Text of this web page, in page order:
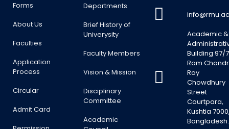
Forms
About Us
Faculties
Application
Process
Circular
Admit Card
Departments
Brief History of
Univerysity
Faculty Members
Vision & Mission
Disciplinary
Committee
Academic
Academic &
Building 97/
Ram
Roy
Chowdhury
Street
Courtpara,
Kushtia
Bangladesh.